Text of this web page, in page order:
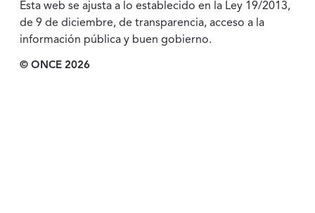
Esta web se ajusta a lo establecido en la Ley 19/2013,
de 9 de diciembre, de transparencia, acceso a la
información pública y buen gobierno.
© ONCE 2026